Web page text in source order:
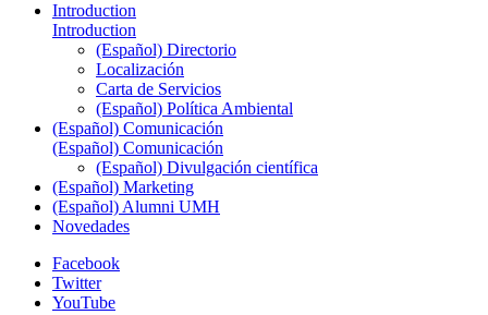
Introduction
Introduction
(Español) Directorio
Localización
Carta de Servicios
(Español) Política Ambiental
(Español) Comunicación
(Español) Comunicación
(Español) Divulgación científica
(Español) Marketing
(Español) Alumni UMH
Novedades
Facebook
Twitter
YouTube